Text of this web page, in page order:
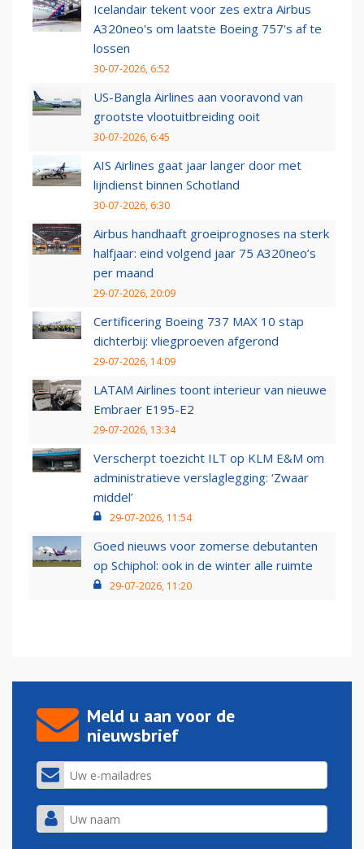
Icelandair tekent voor zes extra Airbus
A320neo's om laatste Boeing 757's af te
lossen
30-07-2026, 6:52
US-Bangla Airlines aan vooravond van
grootste vlootuitbreiding ooit
30-07-2026, 6:45
AIS Airlines gaat jaar langer door met
lijndienst binnen Schotland
30-07-2026, 6:30
Airbus handhaaft groeiprognoses na sterk
halfjaar: eind volgend jaar 75 A320neo’s
per maand
29-07-2026, 20:09
Certificering Boeing 737 MAX 10 stap
dichterbij: vliegproeven afgerond
29-07-2026, 14:09
LATAM Airlines toont interieur van nieuwe
Embraer E195-E2
29-07-2026, 13:34
Verscherpt toezicht ILT op KLM E&M om
administratieve verslaglegging: ‘Zwaar
middel’
29-07-2026, 11:54
Goed nieuws voor zomerse debutanten
op Schiphol: ook in de winter alle ruimte
29-07-2026, 11:20
Meld u aan voor de
nieuwsbrief